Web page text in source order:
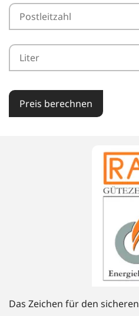
Preis berechnen
Das Zeichen für den